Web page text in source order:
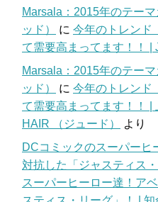
Marsala：2015年のテー
ッド）
に 今年のトレンド
て需要高まってます！！ |
Marsala：2015年のテー
ッド）
に 今年のトレンド
て需要高まってます！！
HAIR （ジュード）
より
DCコミックのスーパーヒ
対抗した「ジャスティス・
スーパーヒーロー達！ア